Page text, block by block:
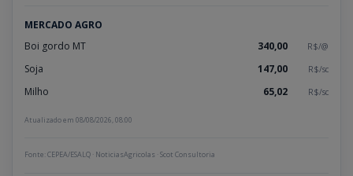
MERCADO AGRO
Boi gordo MT
340,00 R$/@
Soja 147,00 R$/sc
Milho 65,02 R$/sc
Atualizado em 08/08/2026, 08:00
Fonte: CEPEA/ESALQ · NoticiasAgricolas · Scot Consultoria